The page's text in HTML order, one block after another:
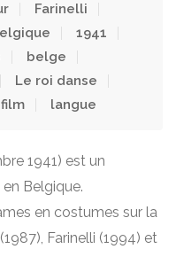
Farinelli
1941
belge
Le roi danse
langue
1941) est un
Belgique.
en costumes sur la
Farinelli (1994) et